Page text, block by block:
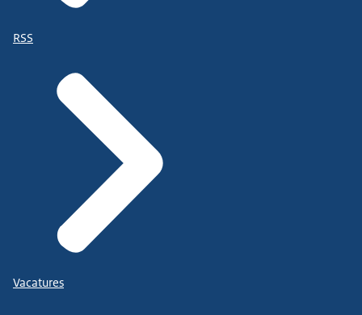
RSS
Vacatures